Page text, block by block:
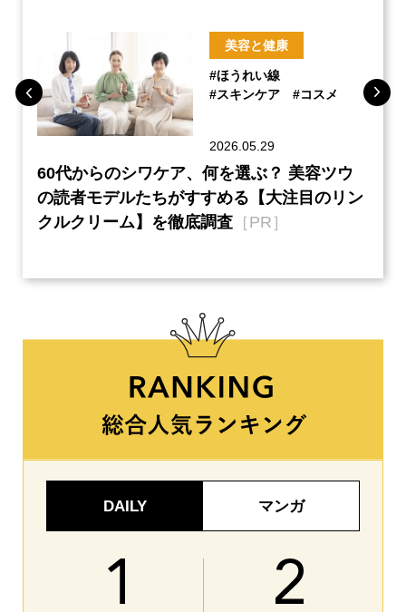
美容と健康
#ほうれい線
#スキンケア
#コスメ
2026.05.29
60代からのシワケア、何を選ぶ？ 美容ツウ
の読者モデルたちがすすめる【大注目のリン
クルクリーム】を徹底調査 ［PR］
DAILY マンガ